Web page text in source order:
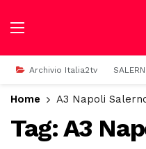
Archivio Italia2tv
Home A3 Napoli
Tag:A3